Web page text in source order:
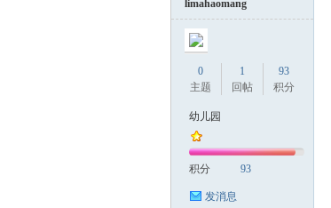
limahaomang
0
主题
1
回帖
93
积分
幼儿园
积分 93
发消息